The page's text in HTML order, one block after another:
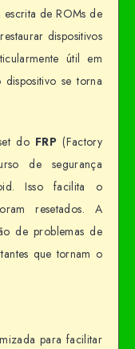
escrita de ROMs de
dispositivos
útil em
se torna
do FRP (Factory
de segurança
Isso facilita o
resetados. A
de problemas de
que tornam o
para facilitar